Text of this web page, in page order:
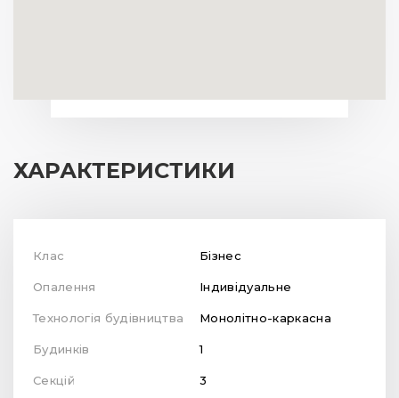
ХАРАКТЕРИСТИКИ
Клас Бізнес
Опалення Індивідуальне
Технологія будівництва Монолітно-каркасна
Будинків 1
Секцій 3